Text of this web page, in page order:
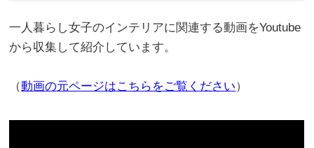
一人暮らし女子のインテリアに関連する動画をYoutube
から収集して紹介しています。
（動画の元ページはこちらをご覧ください）